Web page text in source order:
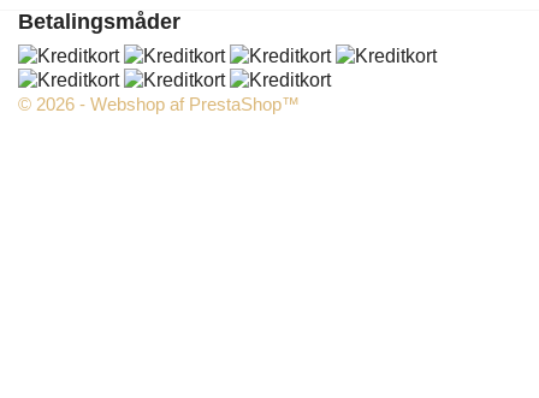
Betalingsmåder
© 2026 - Webshop af PrestaShop™